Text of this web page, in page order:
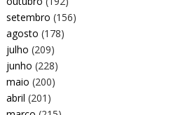
setembro (156)
agosto (178)
julho (209)
junho (228)
maio (200)
abril (201)